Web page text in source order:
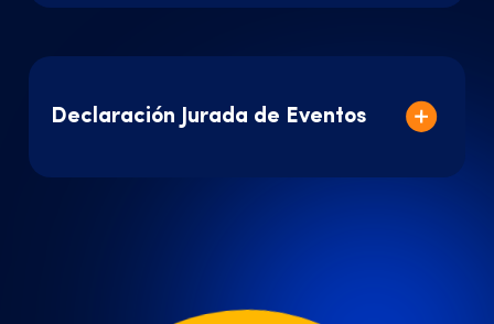
Declaración Jurada de Eventos